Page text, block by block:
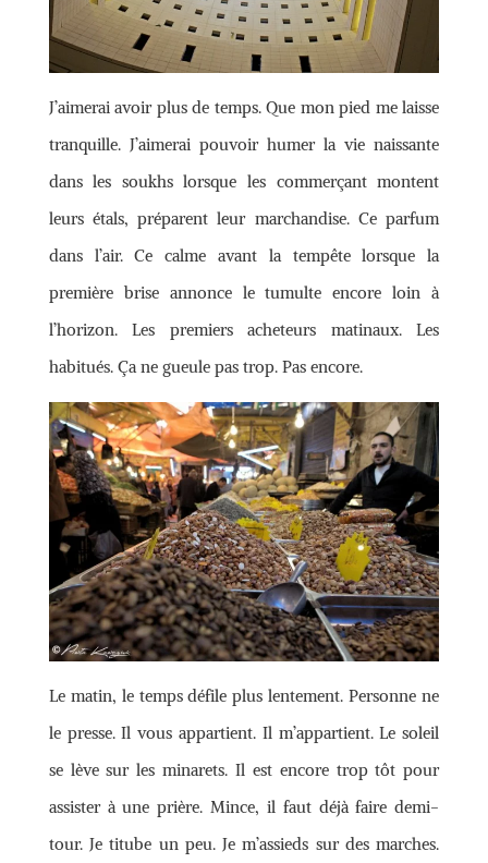
J’aimerai avoir plus de temps. Que mon pied me laisse
tranquille. J’aimerai pouvoir humer la vie naissante
dans les soukhs lorsque les commerçant montent
leurs étals, préparent leur marchandise. Ce parfum
dans l’air. Ce calme avant la tempête lorsque la
première brise annonce le tumulte encore loin à
l’horizon. Les premiers acheteurs matinaux. Les
habitués. Ça ne gueule pas trop. Pas encore.
Le matin, le temps défile plus lentement. Personne ne
le presse. Il vous appartient. Il m’appartient. Le soleil
se lève sur les minarets. Il est encore trop tôt pour
assister à une prière. Mince, il faut déjà faire demi-
tour. Je titube un peu. Je m’assieds sur des marches.